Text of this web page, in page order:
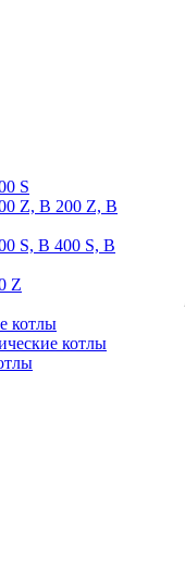
S
Z, B 200 Z, B
S, B 400 S, B
Z
котлы
котлы